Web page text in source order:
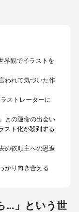
界観でイラストを
われて気づいた作
ストレーターに
との運命の出会い
スト化が殺到する
の依頼主への恩返
かり向き合える
…」という世